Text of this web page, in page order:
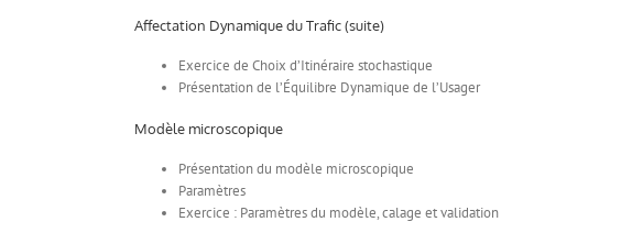
Affectation Dynamique du Trafic (suite)
Exercice de Choix d’Itinéraire stochastique
Présentation de l’Équilibre Dynamique de l’Usager
Modèle microscopique
Présentation du modèle microscopique
Paramètres
Exercice : Paramètres du modèle, calage et validation